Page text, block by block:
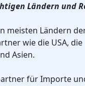
Ländern und
meisten Ländern
wie die USA, die
Asien.
für Importe